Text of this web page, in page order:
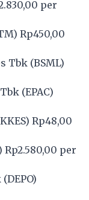
per
) Rp450,00
Tbk (BSML)
(EPAC)
KKES) Rp48,00
Rp2.580,00 per
(DEPO)